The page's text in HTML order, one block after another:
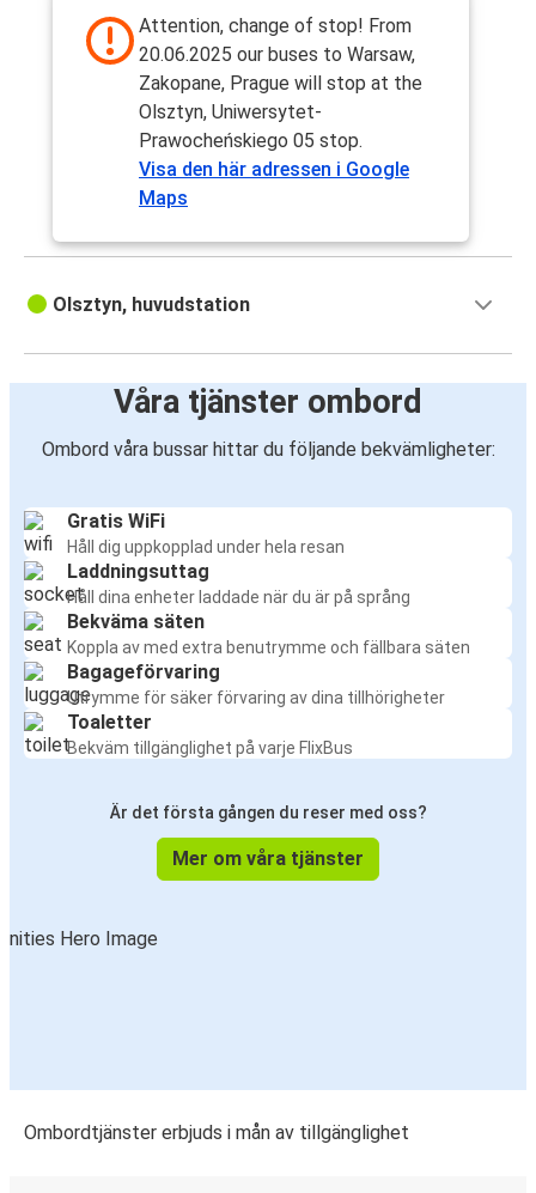
Attention, change of stop! From
20.06.2025 our buses to Warsaw,
Zakopane, Prague will stop at the
Olsztyn, Uniwersytet-
Prawocheńskiego 05 stop.
Visa den här adressen i Google
Maps
Olsztyn, huvudstation
Våra tjänster ombord
Ombord våra bussar hittar du följande bekvämligheter:
Gratis WiFi
Håll dig uppkopplad under hela resan
Laddningsuttag
Håll dina enheter laddade när du är på språng
Bekväma säten
Koppla av med extra benutrymme och fällbara säten
Bagageförvaring
Utrymme för säker förvaring av dina tillhörigheter
Toaletter
Bekväm tillgänglighet på varje FlixBus
Är det första gången du reser med oss?
Mer om våra tjänster
Ombordtjänster erbjuds i mån av tillgänglighet